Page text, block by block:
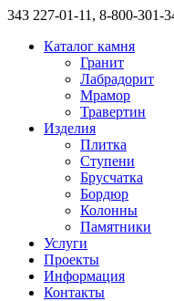
343 227-01-11, 8-800-301-
Каталог камня
Гранит
Лабрадорит
Мрамор
Травертин
Изделия
Плитка
Ступени
Брусчатка
Бордюр
Колонны
Памятники
Услуги
Проекты
Информация
Контакты